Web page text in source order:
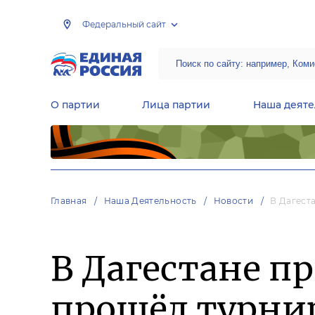
Федеральный сайт
О партии Лица партии Наша
Главная Наша Деятельность Новости В
В Дагестане